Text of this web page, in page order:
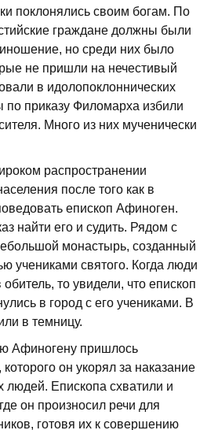
поклонялись своим богам. По
граждане должны были
но среди них было
не пришли на нечестивый
в идолопоклоннических
по приказу Филомарха избили
Много из них мученически
распространении
после того как в
епископ Афиноген.
найти его и судить. Рядом с
монастырь, созданный
учениками святого. Когда люди
то увидели, что епископ
в город с его учениками. В
в темницу.
Афиногену пришлось
он укорял за наказание
людей. Епископа схватили и
он произносил речи для
готовя их к совершению